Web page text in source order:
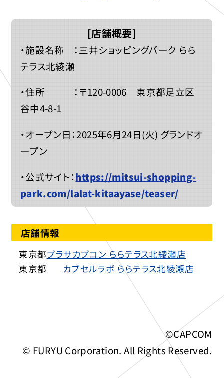
[店舗概要]
・施設名称 ：三井ショッピングパーク らら
テラス北綾瀬
・住所 ：〒120-0006 東京都足立区
谷中4-8-1
・オープン日：2025年6月24日(火) グランドオ
ープン
・公式サイト：https://mitsui-shopping-
park.com/lalat-kitaayase/teaser/
店舗情報
東京都プラサカプコン ららテラス北綾瀬店
東京都
カプセルラボ ららテラス北綾瀬店
©CAPCOM
© FURYU Corporation. All Rights Reserved.